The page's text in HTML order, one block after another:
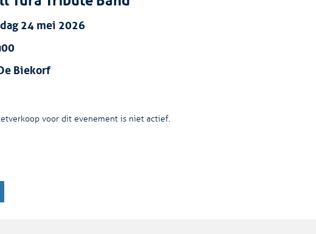
24 mei 2026
Biekorf
voor dit evenement is niet actief.